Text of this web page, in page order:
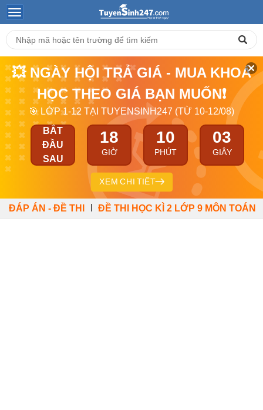
💥 NGÀY HỘI TRẢ GIÁ - MUA KHOÁ
HỌC THEO GIÁ BẠN MUỐN❗
🎯 LỚP 1-12 TẠI TUYENSINH247 (TỪ 10-12/08)
BẮT
ĐẦU
SAU
18
GIỜ
10
PHÚT
02
GIÂY
XEM CHI TIẾT
ĐÁP ÁN - ĐỀ THI ĐỀ THI HỌC KÌ 2 LỚP 9 MÔN TOÁN